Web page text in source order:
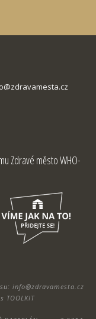
Zdravé město WHO-
info@zdravamesta.cz
TOOLKIT